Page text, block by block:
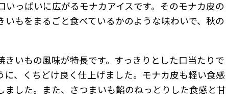
っぱいに広がるモナカアイスです。そのモナカ皮の
もをまるごと食べているかのような味わいで、秋の
いもの風味が特長です。すっきりとした口当たりで
、くちどけ良く仕上げました。モナカ皮も軽い食感
した。また、さつまいも餡のねっとりした食感と甘